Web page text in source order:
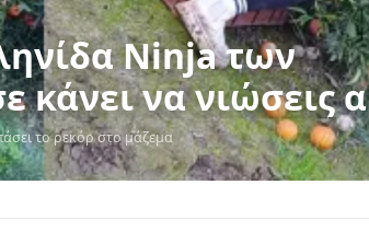
των
να νιώσεις
το ρεκόρ στο μάζεμα